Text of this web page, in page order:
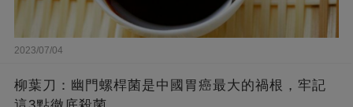
2023/07/04
柳葉刀：幽門螺桿菌是中國胃癌最大的禍根，牢記